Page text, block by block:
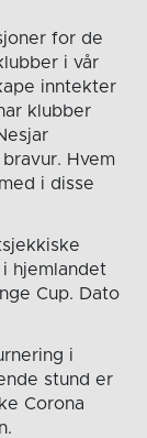
for de
i vår
inntekter
klubber
Hvem
i disse
hjemlandet
Cup. Dato
i
stund er
Corona